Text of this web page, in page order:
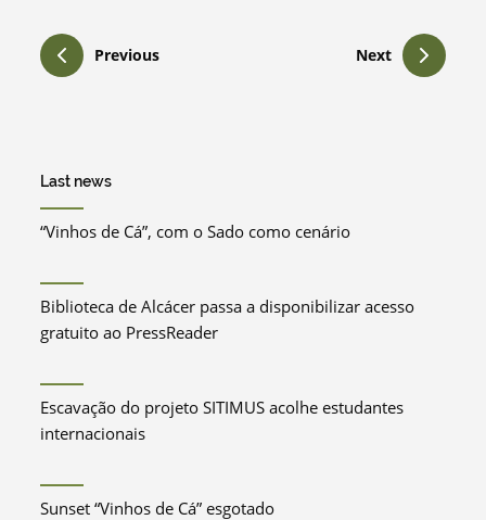
Previous Next
Last news
“Vinhos de Cá”, com o Sado como cenário
Biblioteca de Alcácer passa a disponibilizar acesso
gratuito ao PressReader
Escavação do projeto SITIMUS acolhe estudantes
internacionais
Sunset “Vinhos de Cá” esgotado